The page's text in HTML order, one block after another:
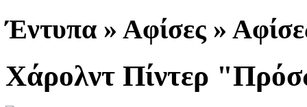
Έντυπα » Αφίσες »
Χάρολντ Πίντερ